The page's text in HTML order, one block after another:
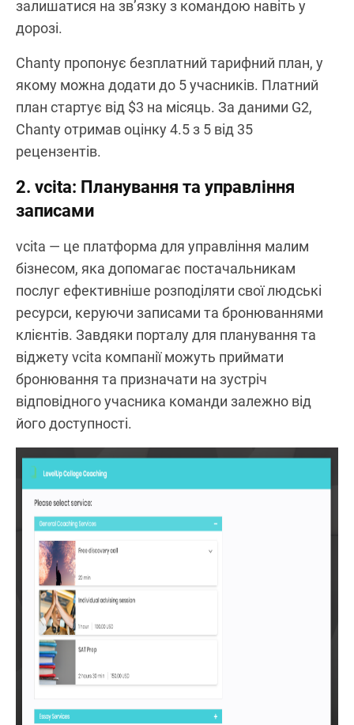
залишатися на зв’язку з командою навіть у
дорозі.
Chanty пропонує безплатний тарифний план, у
якому можна додати до 5 учасників. Платний
план стартує від $3 на місяць. За даними G2,
Chanty отримав оцінку 4.5 з 5 від 35
рецензентів.
2. vcita: Планування та управління
записами
vcita — це платформа для управління малим
бізнесом, яка допомагає постачальникам
послуг ефективніше розподіляти свої людські
ресурси, керуючи записами та бронюваннями
клієнтів. Завдяки порталу для планування та
віджету vcita компанії можуть приймати
бронювання та призначати на зустріч
відповідного учасника команди залежно від
його доступності.